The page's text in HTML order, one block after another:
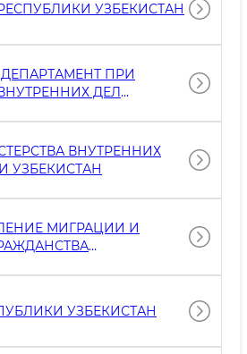
УЗБЕКИСТАН
ПРИ
ДЕЛ
ВНУТРЕННИХ
УЗБЕКИСТАН
МИГРАЦИИ И
УЗБЕКИСТАН